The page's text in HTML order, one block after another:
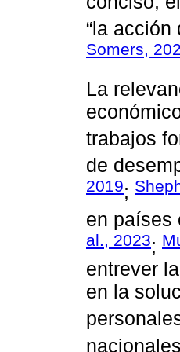
“la acción
Somers,
La
trabajos
de
2019;
en países
al., 2023;
entrever
en la